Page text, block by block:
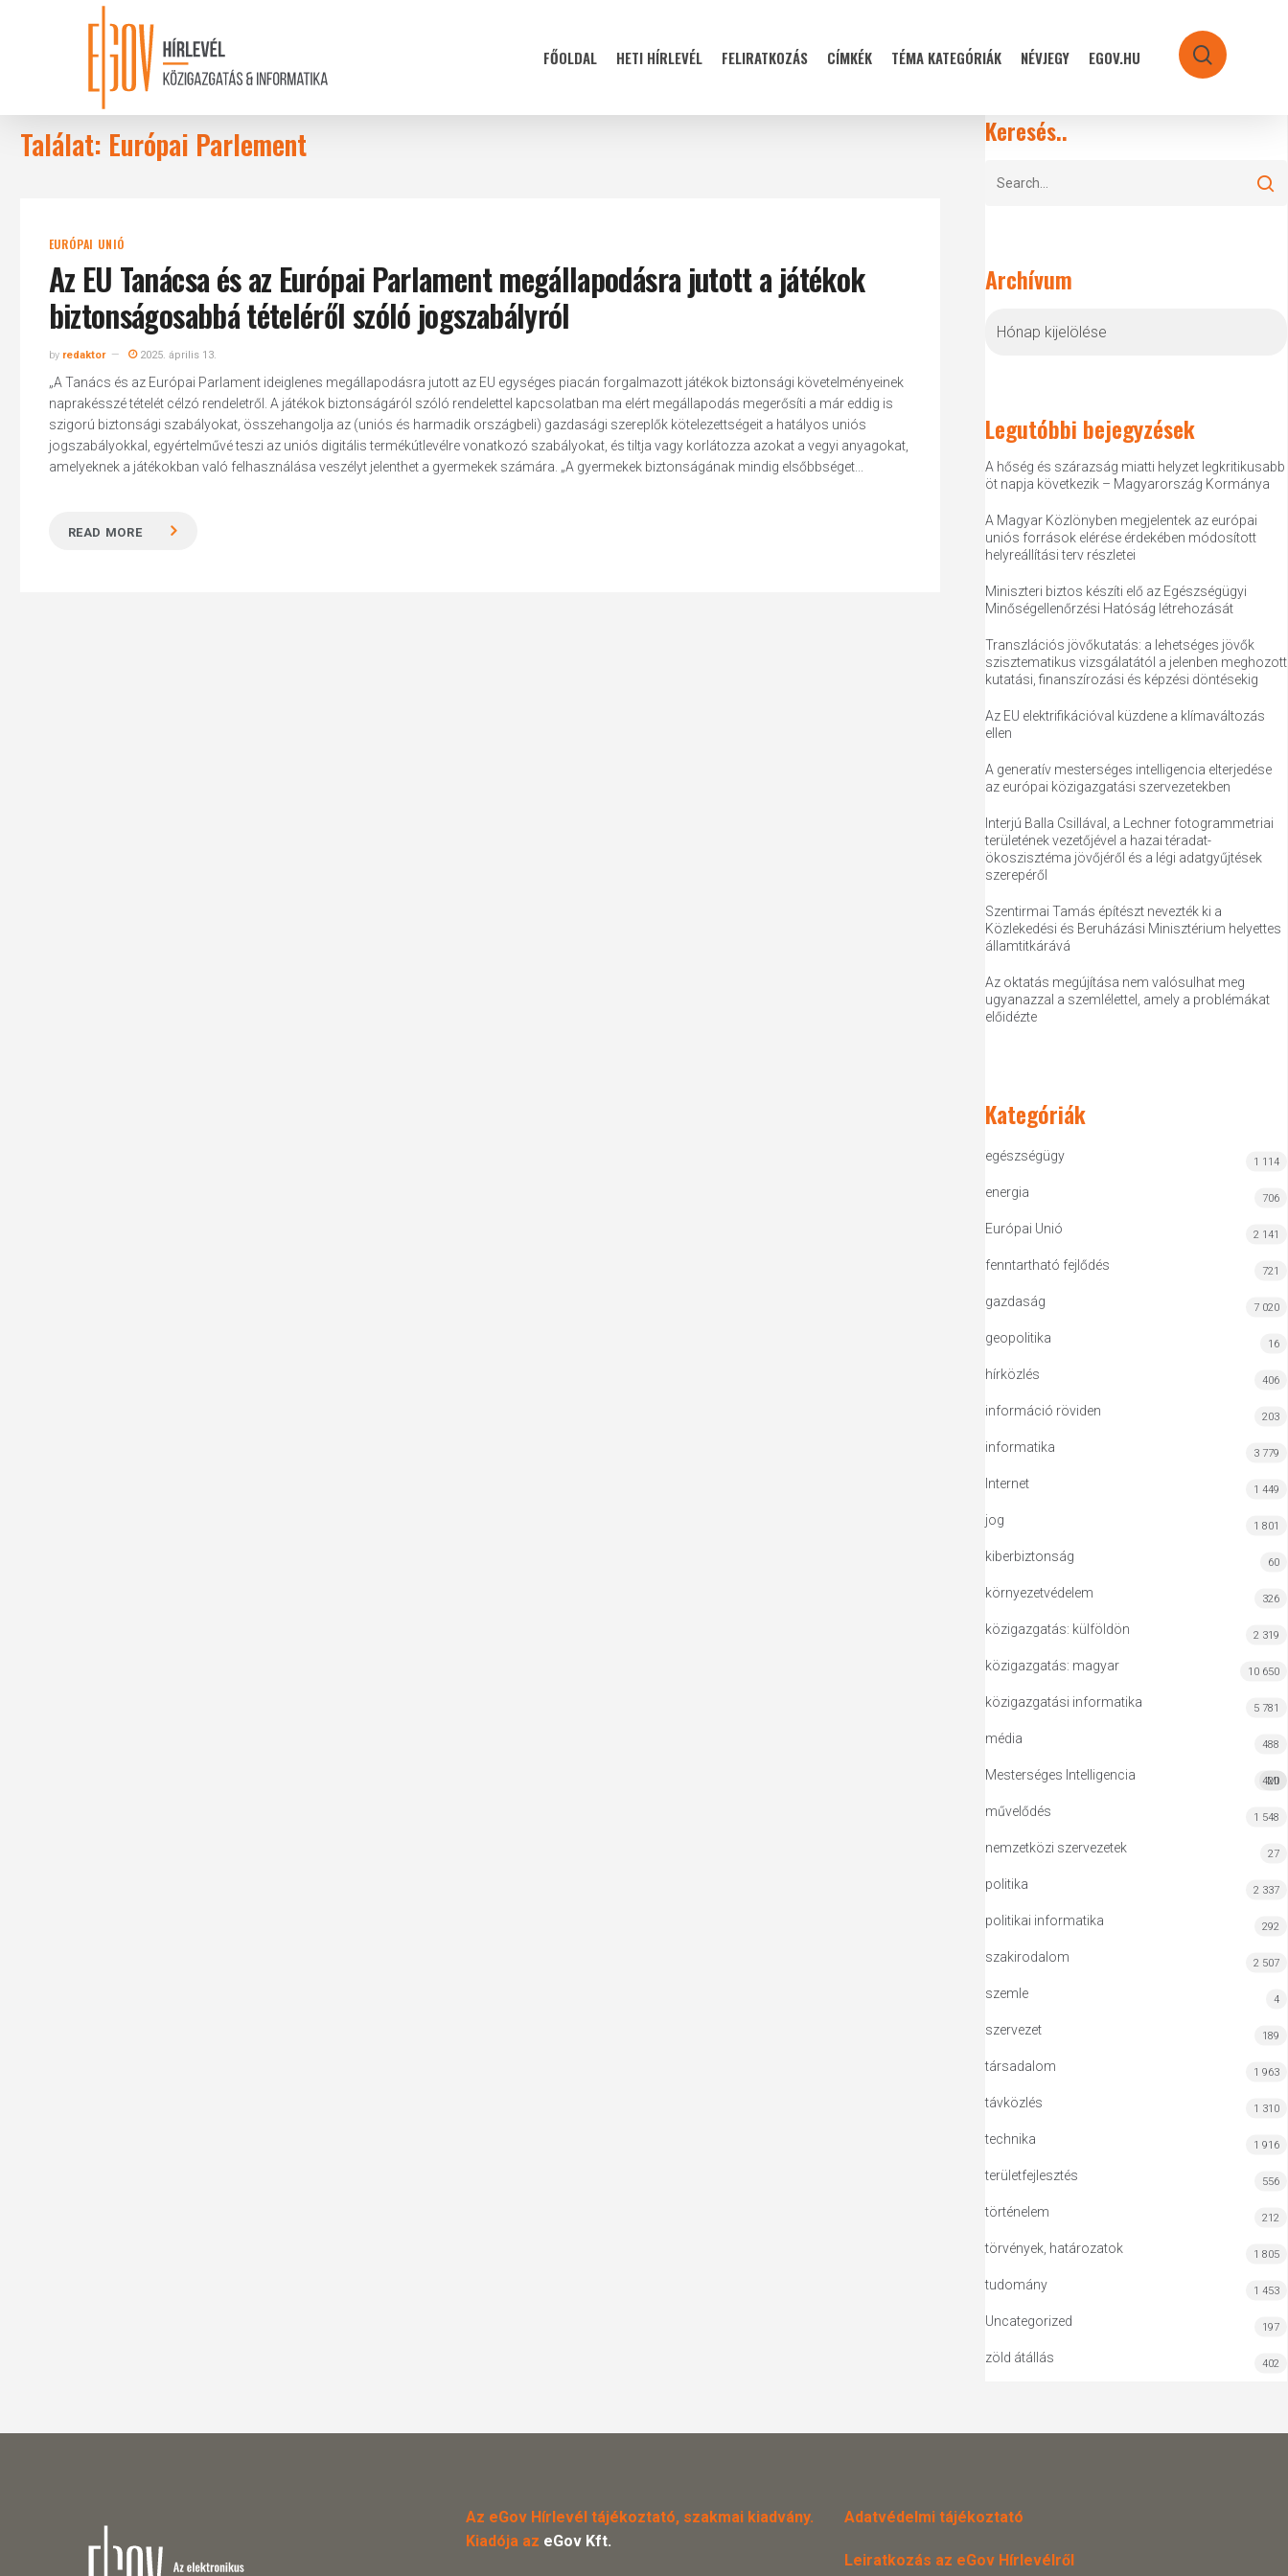
FŐOLDAL HETI HÍRLEVÉL FELIRATKOZÁS CÍMKÉK TÉMA KATEGÓRIÁK NÉVJEGY EGOV.HU search
Találat: Európai Parlement
EURÓPAI UNIÓ
Az EU Tanácsa és az Európai Parlament megállapodásra jutott a játékok
biztonságosabbá tételéről szóló jogszabályról
by redaktor 2025. április 13.
„A Tanács és az Európai Parlament ideiglenes megállapodásra jutott az EU egységes piacán forgalmazott játékok biztonsági követelményeinek
naprakésszé tételét célzó rendeletről. A játékok biztonságáról szóló rendelettel kapcsolatban ma elért megállapodás megerősíti a már eddig is
szigorú biztonsági szabályokat, összehangolja az (uniós és harmadik országbeli) gazdasági szereplők kötelezettségeit a hatályos uniós
jogszabályokkal, egyértelművé teszi az uniós digitális termékútlevélre vonatkozó szabályokat, és tiltja vagy korlátozza azokat a vegyi anyagokat,
amelyeknek a játékokban való felhasználása veszélyt jelenthet a gyermekek számára. „A gyermekek biztonságának mindig elsőbbséget...
READ MORE
Keresés..
Archívum
Legutóbbi bejegyzések
A hőség és szárazság miatti helyzet legkritikusabb
öt napja következik – Magyarország Kormánya
A Magyar Közlönyben megjelentek az európai
uniós források elérése érdekében módosított
helyreállítási terv részletei
Miniszteri biztos készíti elő az Egészségügyi
Minőségellenőrzési Hatóság létrehozását
Transzlációs jövőkutatás: a lehetséges jövők
szisztematikus vizsgálatától a jelenben meghozott
kutatási, finanszírozási és képzési döntésekig
Az EU elektrifikációval küzdene a klímaváltozás
ellen
A generatív mesterséges intelligencia elterjedése
az európai közigazgatási szervezetekben
Interjú Balla Csillával, a Lechner fotogrammetriai
területének vezetőjével a hazai téradat-
ökoszisztéma jövőjéről és a légi adatgyűjtések
szerepéről
Szentirmai Tamás építészt nevezték ki a
Közlekedési és Beruházási Minisztérium helyettes
államtitkárává
Az oktatás megújítása nem valósulhat meg
ugyanazzal a szemlélettel, amely a problémákat
előidézte
Kategóriák
egészségügy 1 114
energia 706
Európai Unió 2 141
fenntartható fejlődés 721
gazdaság 7 020
geopolitika 16
hírközlés 406
információ röviden 203
informatika 3 779
Internet 1 449
jog 1 801
kiberbiztonság 60
környezetvédelem 326
közigazgatás: külföldön 2 319
közigazgatás: magyar 10 650
közigazgatási informatika 5 781
média 488
Mesterséges Intelligencia MI
420
művelődés 1 548
nemzetközi szervezetek 27
politika 2 337
politikai informatika 292
szakirodalom 2 507
szemle 4
szervezet 189
társadalom 1 963
távközlés 1 310
technika 1 916
területfejlesztés 556
történelem 212
törvények, határozatok 1 805
tudomány 1 453
Uncategorized 197
zöld átállás 402
Az eGov Hírlevél tájékoztató, szakmai kiadvány.
Kiadója az eGov Kft.
Adatvédelmi tájékoztató
Leiratkozás az eGov Hírlevélről